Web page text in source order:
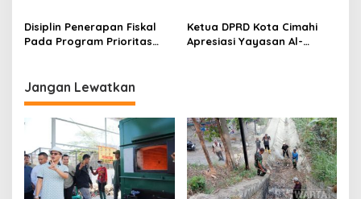
Pembahasan LPJ APBD 2025
Pembangunan
Disiplin Penerapan Fiskal
Pada Program Prioritas
Cimahi
Ketua DPRD Kota Cimahi
Apresiasi Yayasan Al-
Jangan Lewatkan